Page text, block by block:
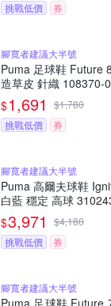
挑戰低價
券
腳寬者建議大半號
Puma 足球鞋 Future
造草皮 針織 108370-
$1,691 $1,780
挑戰低價
券
腳寬者建議大半號
Puma 高爾夫球鞋
白藍 穩定 高球
$3,971 $4,180
挑戰低價
券
腳寬者建議大半號